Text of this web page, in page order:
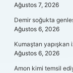
Ağustos 7, 2026
Demir soğukta
Ağustos 6, 2026
Kumaştan yapışkan
Ağustos 6, 2026
Amon kimi temsil